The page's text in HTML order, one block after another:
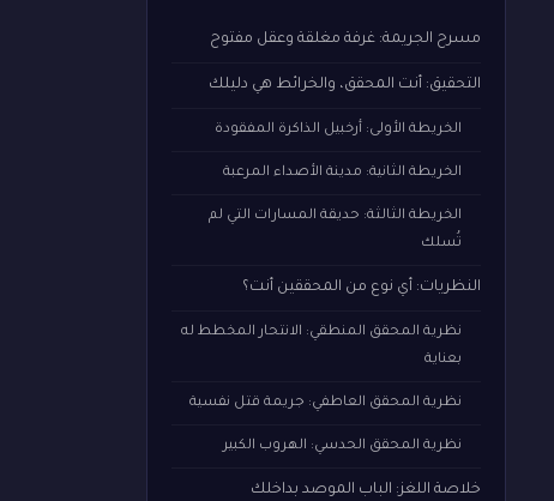
مسرح الجريمة: غرفة مغلقة وعقل مفتوح
التحقيق: أنت المحقق، والخرائط هي دليلك
الخريطة الأولى: أرخبيل الذاكرة المفقودة
الخريطة الثانية: مدينة الأصداء المرعبة
الخريطة الثالثة: حديقة المسارات التي لم
تُسلك
النظريات: أي نوع من المحققين أنت؟
نظرية المحقق المنطقي: الانتحار المخطط له
بعناية
نظرية المحقق العاطفي: جريمة قتل نفسية
نظرية المحقق الحدسي: الهروب الكبير
خلاصة اللغز: الباب الموصد بداخلك